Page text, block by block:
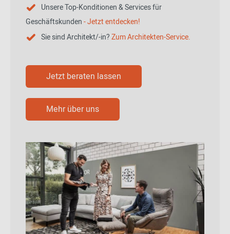
Unsere Top-Konditionen & Services für
Geschäftskunden- Jetzt entdecken!
Sie sind Architekt/-in?Zum Architekten-Service.
Jetzt beraten lassen
Mehr über uns